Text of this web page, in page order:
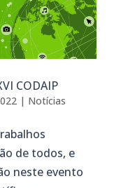
CODAIP
| Notícias
de todos, e
neste evento